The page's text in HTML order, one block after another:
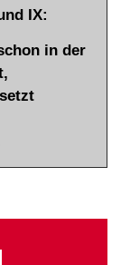
IX:
in der